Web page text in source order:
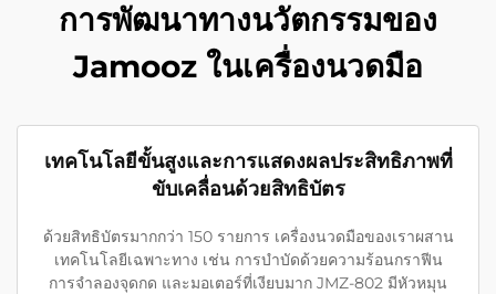
การพัฒนาทางนวัตกรรมของ
Jamooz ในเครื่องนวดมือ
เทคโนโลยีขั้นสูงและการแสดงผลประสิทธิภาพที่
ขับเคลื่อนด้วยสิทธิบัตร
ด้วยสิทธิบัตรมากกว่า 150 รายการ เครื่องนวดมือของเราผสาน
เทคโนโลยีเฉพาะทาง เช่น การบำบัดด้วยความร้อนกราฟีน
การจำลองจุดกด และมอเตอร์ที่เงียบมาก JMZ-802 มีหัวหมุน